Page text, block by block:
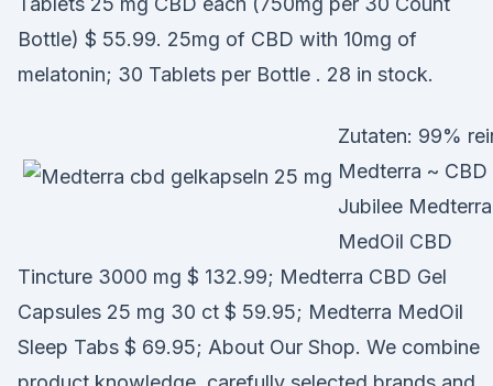
Bottle) $ 55.99. 25mg of CBD with 10mg of
melatonin; 30 Tablets per Bottle . 28 in stock.
Zutaten: 99%
Medterra ~ CBD
Jubilee Medterra
MedOil CBD
Tincture 3000 mg $ 132.99; Medterra CBD Gel
Capsules 25 mg 30 ct $ 59.95; Medterra MedOil
Sleep Tabs $ 69.95; About Our Shop. We combine